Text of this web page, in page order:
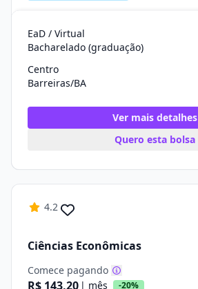
EaD / Virtual
Bacharelado (graduação)
Centro
Barreiras/BA
Ver mais detalhes
Quero esta bolsa
4.2
Ciências Econômicas
Comece pagando
R$ 143,20 | mês -20%